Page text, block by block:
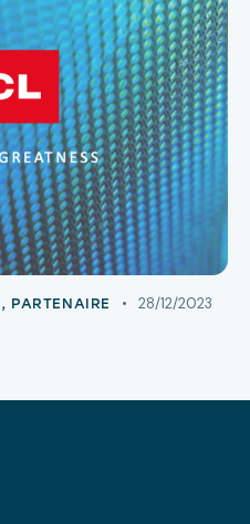
, PARTENAIRE 28/12/2023